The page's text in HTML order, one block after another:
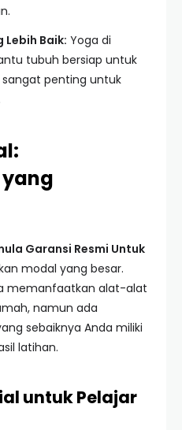
Lebih Baik: Yoga di
tubuh bersiap untuk
penting untuk
Garansi Resmi Untuk
modal yang besar.
memanfaatkan alat-alat
namun ada
sebaiknya Anda miliki
latihan.
untuk Pelajar